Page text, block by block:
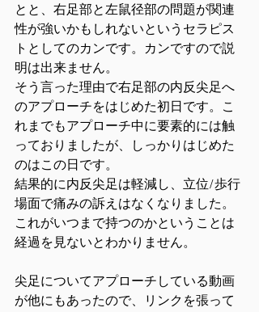
とと、右足部と左鼠径部の問題が関連
性が強いかもしれないというセラピス
トとしてのカンです。カンですので説
明は出来ません。
そう言った理由で右足部の内反尖足へ
のアプローチをはじめた初日です。こ
れまでもアプローチ中に要素的には触
っておりましたが、しっかりはじめた
のはこの日です。
結果的に内反尖足は軽減し、立位/歩行
場面で痛みの訴えはなくなりました。
これがいつまで持つのかということは
経過を見ないとわかりません。
尖足についてアプローチしている動画
が他にもあったので、リンクを張って